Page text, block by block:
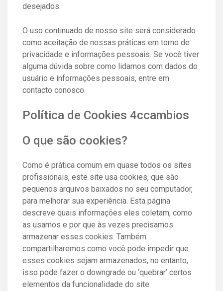
desejados.
O uso continuado de nosso site será considerado
como aceitação de nossas práticas em torno de
privacidade e informações pessoais. Se você tiver
alguma dúvida sobre como lidamos com dados do
usuário e informações pessoais, entre em
contacto conosco.
Política de Cookies 4ccambios
O que são cookies?
Como é prática comum em quase todos os sites
profissionais, este site usa cookies, que são
pequenos arquivos baixados no seu computador,
para melhorar sua experiência. Esta página
descreve quais informações eles coletam, como
as usamos e por que às vezes precisamos
armazenar esses cookies. Também
compartilharemos como você pode impedir que
esses cookies sejam armazenados, no entanto,
isso pode fazer o downgrade ou ‘quebrar’ certos
elementos da funcionalidade do site.